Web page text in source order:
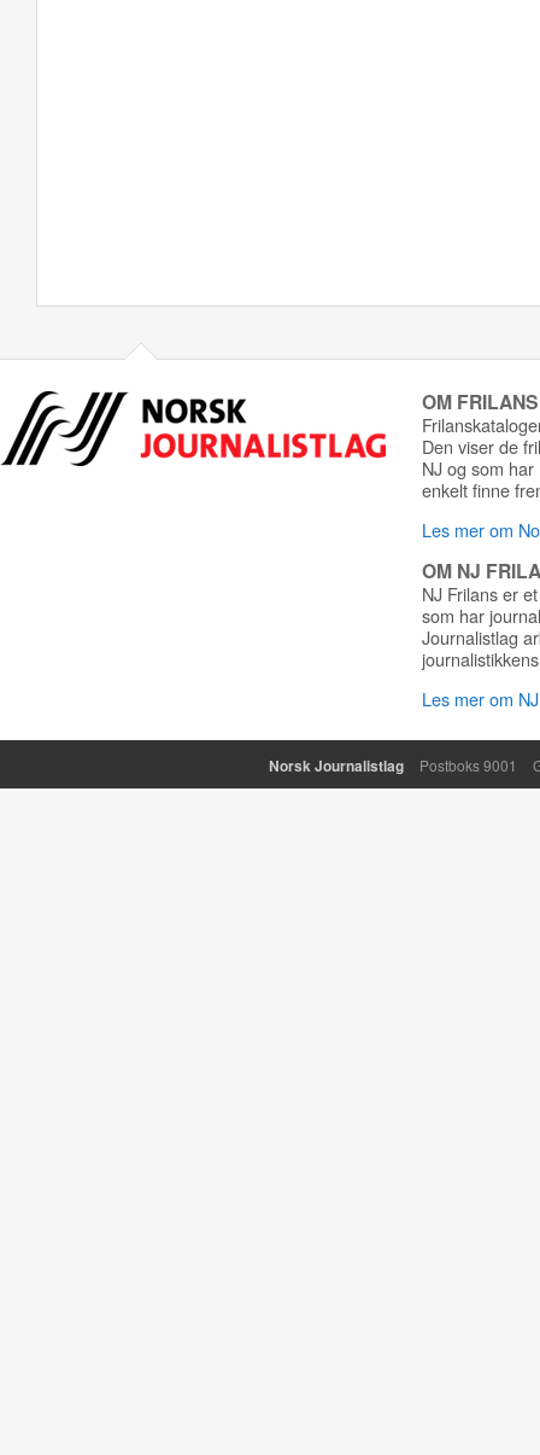
OM
Den viser de
NJ og som
enkelt finne
Les mer om
OM NJ
NJ Frilans er
som har
Journalistlag
Les mer om
Norsk Journalistlag Postboks 9001